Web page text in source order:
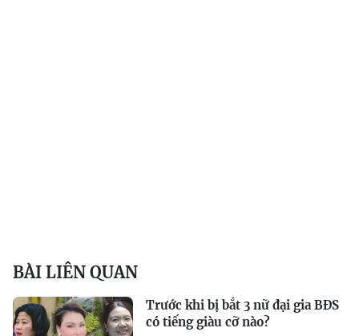
BÀI LIÊN QUAN
Trước khi bị bắt 3 nữ đại gia BĐS
có tiếng giàu cỡ nào?